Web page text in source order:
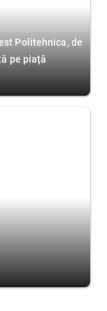
Politehnica, de
pe piață